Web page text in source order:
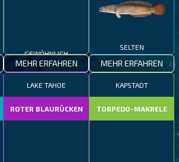
MEHR ERFAHREN
SELTEN
MEHR ERFAHREN
LAKE TAHOE
ROTER BLAURÜCKEN
KAPSTADT
TORPEDO-MAKRELE